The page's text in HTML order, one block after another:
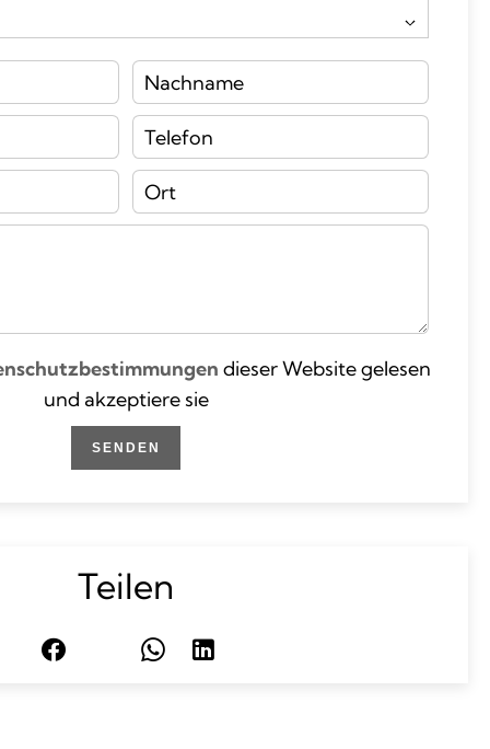
dieser Website gelesen
und akzeptiere sie
SENDEN
Teilen